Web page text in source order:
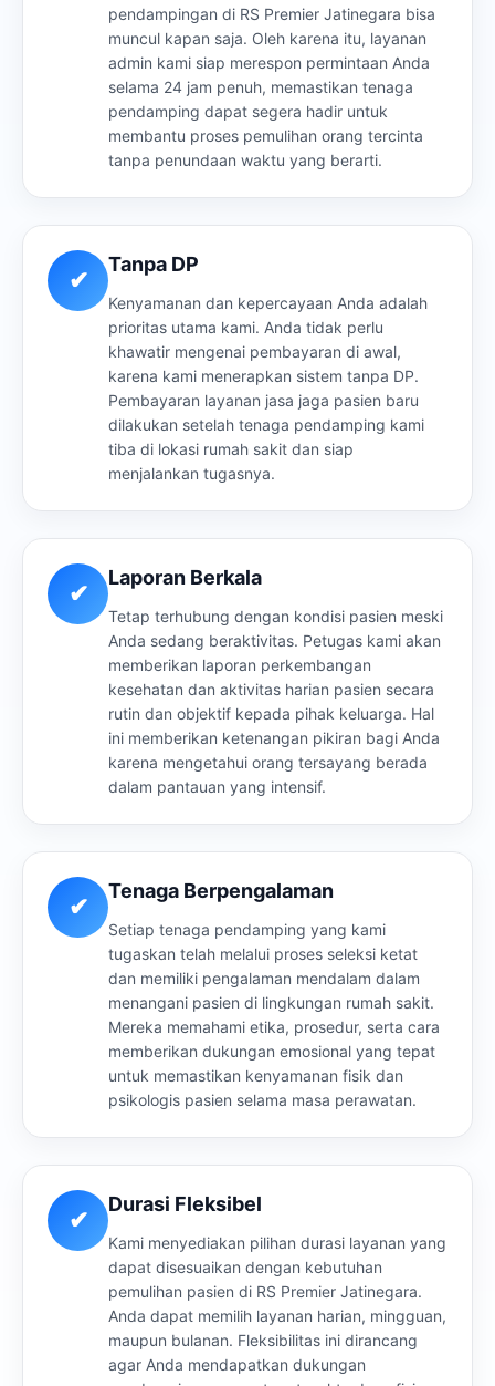
pendampingan di RS Premier Jatinegara bisa
muncul kapan saja. Oleh karena itu, layanan
admin kami siap merespon permintaan Anda
selama 24 jam penuh, memastikan tenaga
pendamping dapat segera hadir untuk
membantu proses pemulihan orang tercinta
tanpa penundaan waktu yang berarti.
✔
Tanpa DP
Kenyamanan dan kepercayaan Anda adalah
prioritas utama kami. Anda tidak perlu
khawatir mengenai pembayaran di awal,
karena kami menerapkan sistem tanpa DP.
Pembayaran layanan jasa jaga pasien baru
dilakukan setelah tenaga pendamping kami
tiba di lokasi rumah sakit dan siap
menjalankan tugasnya.
✔
Laporan Berkala
Tetap terhubung dengan kondisi pasien meski
Anda sedang beraktivitas. Petugas kami akan
memberikan laporan perkembangan
kesehatan dan aktivitas harian pasien secara
rutin dan objektif kepada pihak keluarga. Hal
ini memberikan ketenangan pikiran bagi Anda
karena mengetahui orang tersayang berada
dalam pantauan yang intensif.
✔
Tenaga Berpengalaman
Setiap tenaga pendamping yang kami
tugaskan telah melalui proses seleksi ketat
dan memiliki pengalaman mendalam dalam
menangani pasien di lingkungan rumah sakit.
Mereka memahami etika, prosedur, serta cara
memberikan dukungan emosional yang tepat
untuk memastikan kenyamanan fisik dan
psikologis pasien selama masa perawatan.
✔
Durasi Fleksibel
Kami menyediakan pilihan durasi layanan yang
dapat disesuaikan dengan kebutuhan
pemulihan pasien di RS Premier Jatinegara.
Anda dapat memilih layanan harian, mingguan,
maupun bulanan. Fleksibilitas ini dirancang
agar Anda mendapatkan dukungan